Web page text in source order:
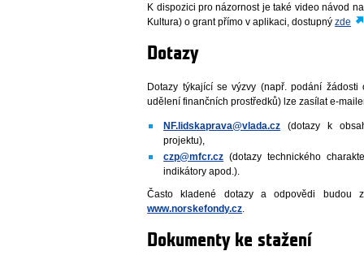
K dispozici pro názornost je také video návod
Kultura) o grant přímo v aplikaci, dostupnýzde
Dotazy
Dotazy týkající se výzvy (např. podání
udělení finančních prostředků) lze zasílat e-
NF.lidskaprava@vlada.cz (dotazy k
projektu),
czp@mfcr.cz (dotazy technického
indikátory apod.).
Často kladené dotazy a odpovědi budou
www.norskefondy.cz.
Dokumenty ke stažení